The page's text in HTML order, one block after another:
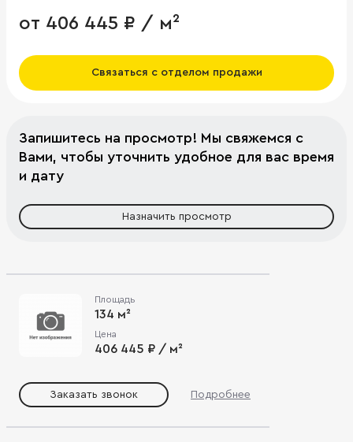
от 406 445 ₽ / м²
Связаться с отделом продажи
Запишитесь на просмотр! Мы свяжемся с
Вами, чтобы уточнить удобное для вас время
и дату
Назначить просмотр
Площадь
134 м²
Цена
406 445 ₽ / м²
Заказать звонок Подробнее